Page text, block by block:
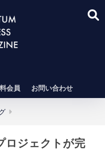
会員 お問い合わせ
ロジェクトが完